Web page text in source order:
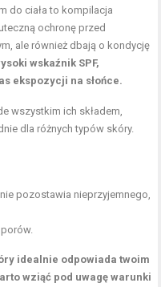
do ciała to kompilacja
ochronę przed
ale również dbają o kondycję
wskaźnik SPF,
ekspozycji na słońce.
wszystkim ich składem,
dla różnych typów skóry.
pozostawia nieprzyjemnego,
idealnie odpowiada twoim
wziąć pod uwagę warunki